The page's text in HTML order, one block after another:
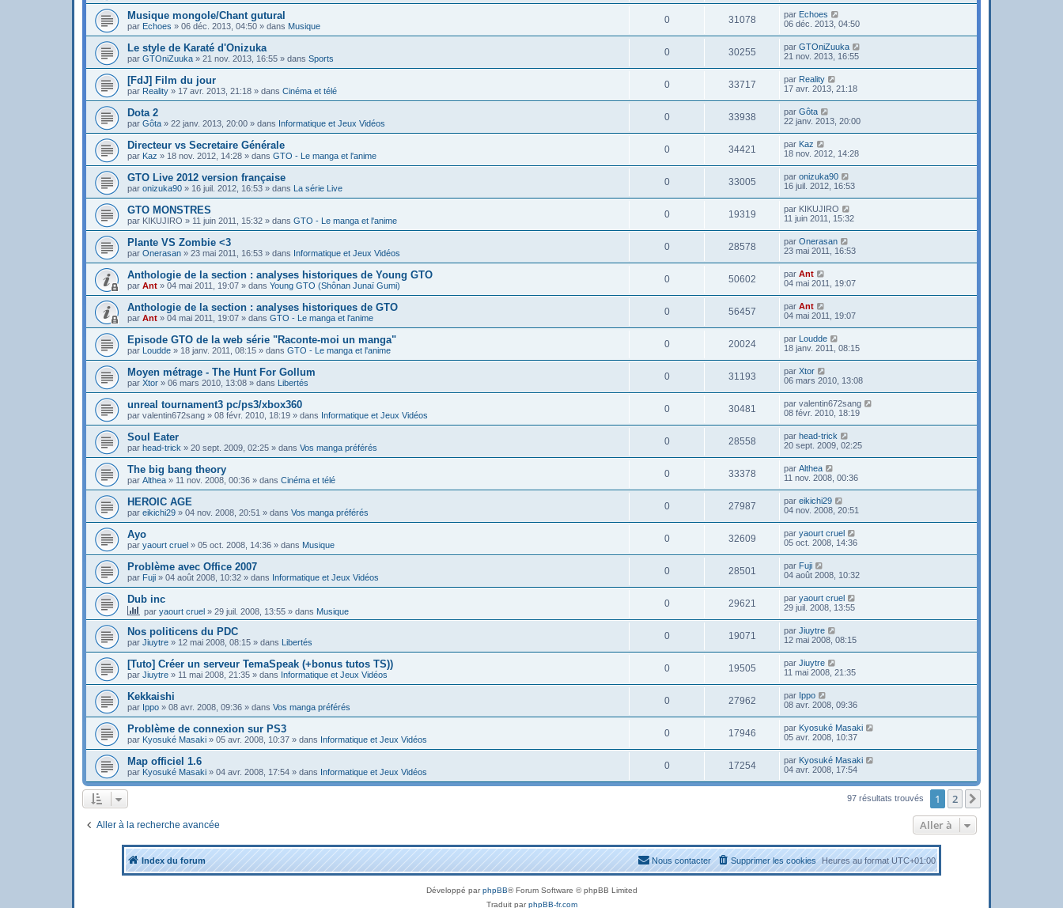
Musique mongole/Chant gutural
par Echoes » 06 déc. 2013, 04:50 » dans Musique
0 31078 par Echoes
06 déc. 2013, 04:50
Le style de Karaté d'Onizuka
par GTOniZuuka » 21 nov. 2013, 16:55 » dans Sports
0 30255 par GTOniZuuka
21 nov. 2013, 16:55
[FdJ] Film du jour
par Reality » 17 avr. 2013, 21:18 » dans Cinéma et télé
0 33717 par Reality
17 avr. 2013, 21:18
Dota 2
par Gôta » 22 janv. 2013, 20:00 » dans Informatique et Jeux Vidéos
0 33938 par Gôta
22 janv. 2013, 20:00
Directeur vs Secretaire Générale
par Kaz » 18 nov. 2012, 14:28 » dans GTO - Le manga et l'anime
0 34421 par Kaz
18 nov. 2012, 14:28
GTO Live 2012 version française
par onizuka90 » 16 juil. 2012, 16:53 » dans La série Live
0 33005 par onizuka90
16 juil. 2012, 16:53
GTO MONSTRES
par KIKUJIRO » 11 juin 2011, 15:32 » dans GTO - Le manga et l'anime
0 19319 par KIKUJIRO
11 juin 2011, 15:32
Plante VS Zombie <3
par Onerasan » 23 mai 2011, 16:53 » dans Informatique et Jeux Vidéos
0 28578 par Onerasan
23 mai 2011, 16:53
Anthologie de la section : analyses historiques de Young GTO
par Ant » 04 mai 2011, 19:07 » dans Young GTO (Shônan Junaï Gumi)
0 50602 par Ant
04 mai 2011, 19:07
Anthologie de la section : analyses historiques de GTO
par Ant » 04 mai 2011, 19:07 » dans GTO - Le manga et l'anime
0 56457 par Ant
04 mai 2011, 19:07
Episode GTO de la web série "Raconte-moi un manga"
par Loudde » 18 janv. 2011, 08:15 » dans GTO - Le manga et l'anime
0 20024 par Loudde
18 janv. 2011, 08:15
Moyen métrage - The Hunt For Gollum
par Xtor » 06 mars 2010, 13:08 » dans Libertés
0 31193 par Xtor
06 mars 2010, 13:08
unreal tournament3 pc/ps3/xbox360
par valentin672sang » 08 févr. 2010, 18:19 » dans Informatique et Jeux Vidéos
0 30481 par valentin672sang
08 févr. 2010, 18:19
Soul Eater
par head-trick » 20 sept. 2009, 02:25 » dans Vos manga préférés
0 28558 par head-trick
20 sept. 2009, 02:25
The big bang theory
par Althea » 11 nov. 2008, 00:36 » dans Cinéma et télé
0 33378 par Althea
11 nov. 2008, 00:36
HEROIC AGE
par eikichi29 » 04 nov. 2008, 20:51 » dans Vos manga préférés
0 27987 par eikichi29
04 nov. 2008, 20:51
Ayo
par yaourt cruel » 05 oct. 2008, 14:36 » dans Musique
0 32609 par yaourt cruel
05 oct. 2008, 14:36
Problème avec Office 2007
par Fuji » 04 août 2008, 10:32 » dans Informatique et Jeux Vidéos
0 28501 par Fuji
04 août 2008, 10:32
Dub inc
par yaourt cruel » 29 juil. 2008, 13:55 » dans Musique
0 29621 par yaourt cruel
29 juil. 2008, 13:55
Nos politicens du PDC
par Jiuytre » 12 mai 2008, 08:15 » dans Libertés
0 19071 par Jiuytre
12 mai 2008, 08:15
[Tuto] Créer un serveur TemaSpeak (+bonus tutos TS))
par Jiuytre » 11 mai 2008, 21:35 » dans Informatique et Jeux Vidéos
0 19505 par Jiuytre
11 mai 2008, 21:35
Kekkaishi
par Ippo » 08 avr. 2008, 09:36 » dans Vos manga préférés
0 27962 par Ippo
08 avr. 2008, 09:36
Problème de connexion sur PS3
par Kyosuké Masaki » 05 avr. 2008, 10:37 » dans Informatique et Jeux Vidéos
0 17946 par Kyosuké Masaki
05 avr. 2008, 10:37
Map officiel 1.6
par Kyosuké Masaki » 04 avr. 2008, 17:54 » dans Informatique et Jeux Vidéos
0 17254 par Kyosuké Masaki
04 avr. 2008, 17:54
97 résultats trouvés 1 2
Aller à la recherche avancée Aller à
Index du forum Heures au formatUTC+01:00
Supprimer les cookies
Nous contacter
Développé parphpBB® Forum Software © phpBB Limited
Traduit parphpBB-fr.com